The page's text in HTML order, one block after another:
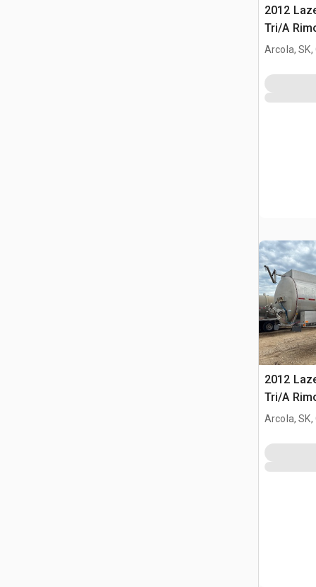
2012
Tri/A
Arcola, SK,
2012
Tri/A
Arcola, SK,